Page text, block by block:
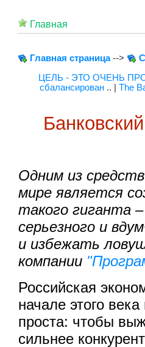
Главная
Главная страница-->
ЦЕЛЬ - ЭТО ОЧЕНЬ
сбалансирован.. | The
Одним из
мире является
такого гиганта
серьезного и
и избежать
компании
Российская
начале этого
проста: чтобы
сильнее